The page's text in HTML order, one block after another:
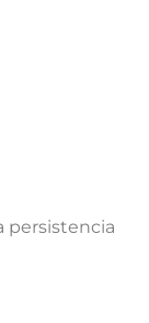
persistencia